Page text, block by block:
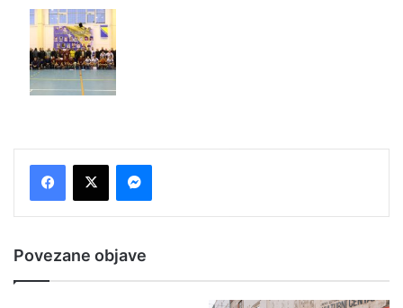
Povezane objave